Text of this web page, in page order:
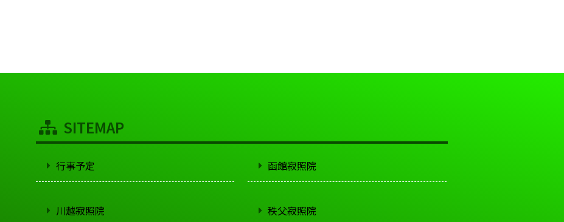
SITEMAP
行事予定 函館寂照院
川越寂照院 秩父寂照院